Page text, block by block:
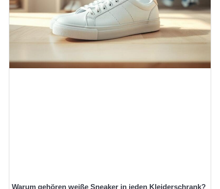
Warum gehören weiße Sneaker in jeden Kleiderschrank?